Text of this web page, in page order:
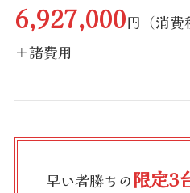
6,927,000円（消費
＋諸費用
早い者勝ちの限定3